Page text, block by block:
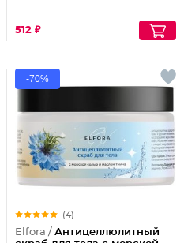
512 ₽
-70%
(4)
Elfora / Антицеллюлитный